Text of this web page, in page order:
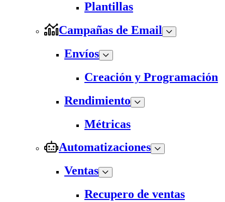
Plantillas
Campañas de Email
Envíos
Creación y Programación
Rendimiento
Métricas
Automatizaciones
Ventas
Recupero de ventas